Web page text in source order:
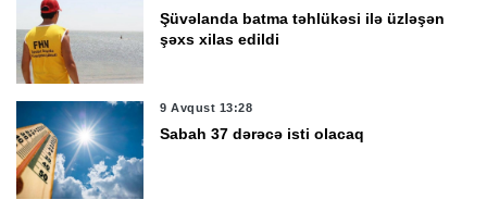
Şüvəlanda batma təhlükəsi ilə üzləşən
şəxs xilas edildi
9 Avqust 13:28
Sabah 37 dərəcə isti olacaq